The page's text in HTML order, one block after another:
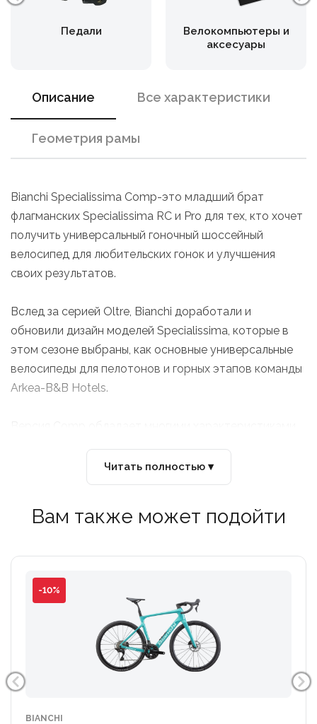
Педали
Велокомпьютеры и
аксесуары
Описание Все характеристики
Геометрия рамы
Bianchi Specialissima Comp-это младший брат
флагманских Specialissima RC и Pro для тех, кто хочет
получить универсальный гоночный шоссейный
велосипед для любительских гонок и улучшения
своих результатов.
Вслед за серией Oltre, Bianchi доработали и
обновили дизайн моделей Specialissima, которые в
этом сезоне выбраны, как основные универсальные
велосипеды для пелотонов и горных этапов команды
Arkea-B&B Hotels.
компонентами, что открывает возможности для
будущих обновлений.
отсутствии технологии CounterVail.
Читать полностью ▾
Вам также может подойти
-10%
BIANCHI